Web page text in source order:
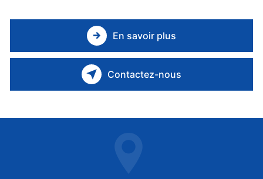
En savoir plus
Contactez-nous